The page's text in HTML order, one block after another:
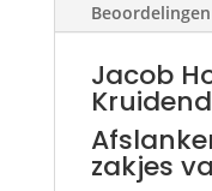
Beoordelingen
Jacob
zakjes